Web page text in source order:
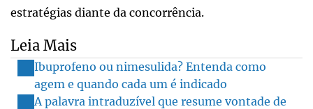
estratégias diante da concorrência.
Leia Mais
Ibuprofeno ou nimesulida? Entenda como
agem e quando cada um é indicado
A palavra intraduzível que resume vontade de